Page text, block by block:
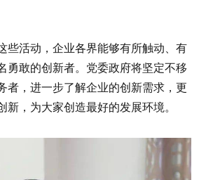
些活动，企业各界能够有所触动、有
勇敢的创新者。党委政府将坚定不移
者，进一步了解企业的创新需求，更
新，为大家创造最好的发展环境。